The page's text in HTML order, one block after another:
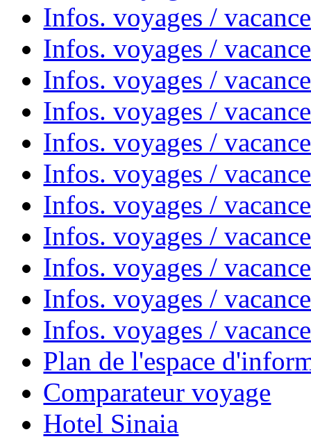
Infos. voyages /
Infos. voyages /
Infos. voyages /
Infos. voyages /
Infos. voyages /
Infos. voyages /
Infos. voyages /
Infos. voyages /
Infos. voyages /
Infos. voyages /
Infos. voyages /
Plan de l'espace
Comparateur voyage
Hotel Sinaia